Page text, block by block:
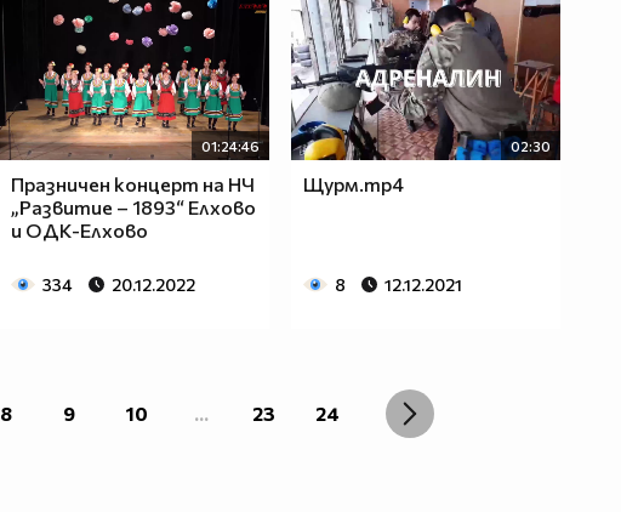
01:24:46
Празничен концерт на НЧ
„Развитие – 1893“ Елхово
и ОДК-Елхово
334 20.12.2022
02:30
Щурм.mp4
8 12.12.2021
8 9 10 ... 23 24